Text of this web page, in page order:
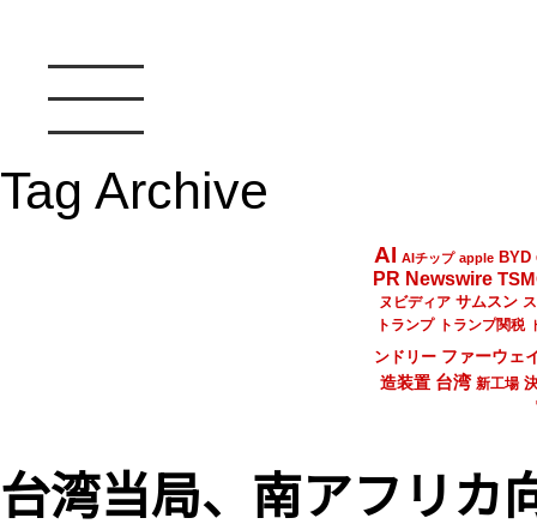
Tag Archive
AI AIチップ apple BYD
PR Newswire
ヌビディア サムスン
トランプ
トランプ関税
ンドリー ファーウェ
造装置 台湾 新工場
台湾当局、南アフリカ